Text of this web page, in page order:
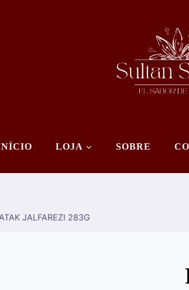
LOJA SOBRE
JALFAREZI 283G